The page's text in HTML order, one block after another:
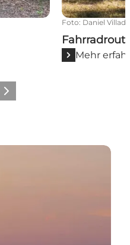
Foto: Daniel
Mehr
Weiter